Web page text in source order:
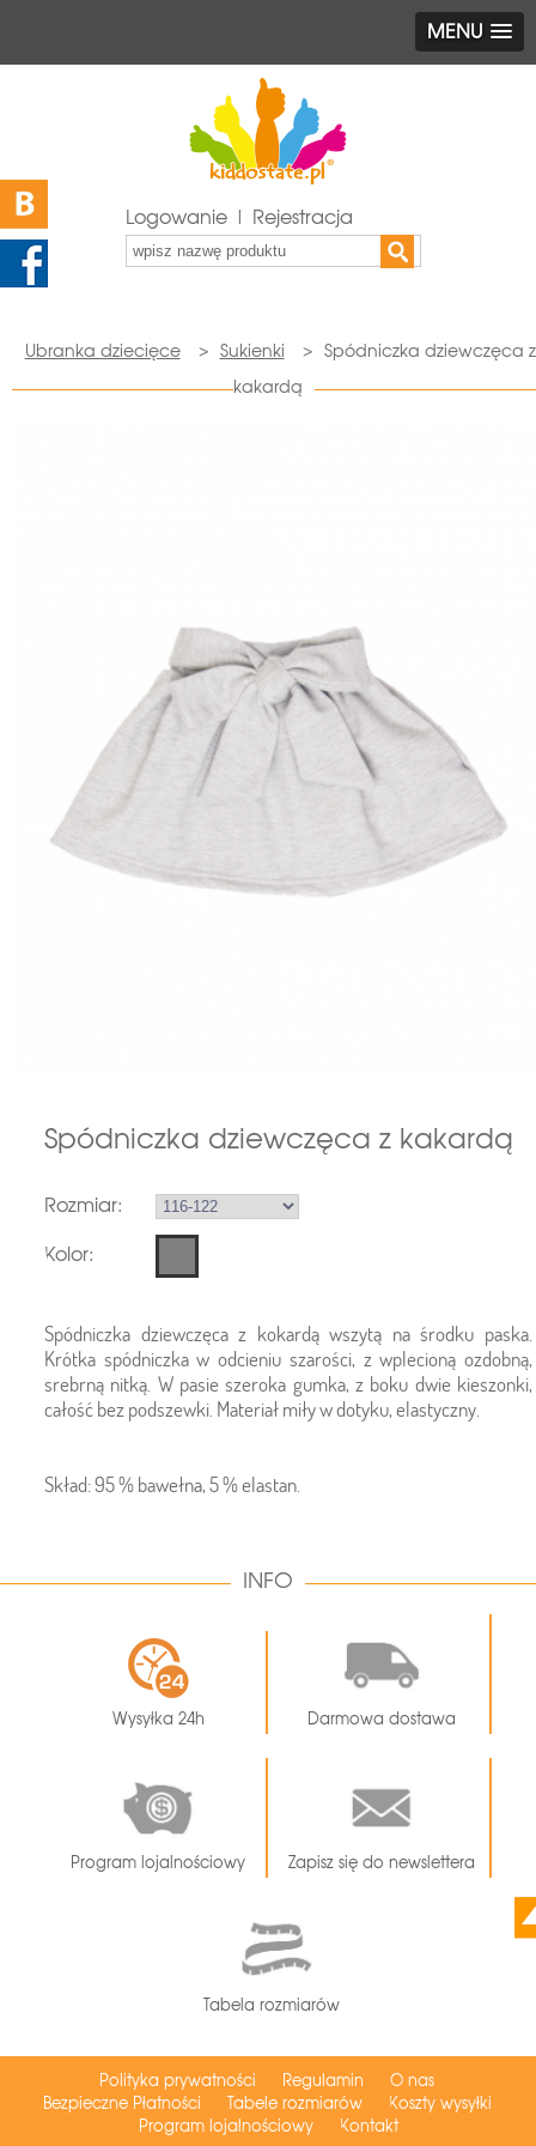
MENU
Logowanie | Rejestracja
Ubranka dziecięce > Sukienki >
Spódniczka dziewczęca z
kakardą
Spódniczka dziewczęca z kakardą
Rozmiar:
Kolor:
Spódniczka dziewczęca z kokardą wszytą na środku paska.
Krótka spódniczka w odcieniu szarości, z wplecioną ozdobną,
srebrną nitką. W pasie szeroka gumka, z boku dwie kieszonki,
całość bez podszewki. Materiał miły w dotyku, elastyczny.
Skład: 95 % bawełna, 5 % elastan.
INFO
Wysyłka 24h Darmowa dostawa
Program lojalnościowy Zapisz się do newslettera
Tabela rozmiarów
Polityka prywatności Regulamin
O nas
Bezpieczne Płatności
Tabele rozmiarów
Koszty wysyłki
Program lojalnościowy
Kontakt